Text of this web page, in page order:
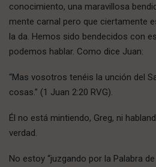
conocimiento, una maravillosa
mente carnal pero que ciertamente
la da. Hemos sido bendecidos con
podemos hablar. Como dice Juan:
“Mas vosotros tenéis la unción del
cosas.” (1 Juan 2:20 RVG).
Él no está mintiendo, Greg, ni
verdad.
No estoy “juzgando por la Palabra